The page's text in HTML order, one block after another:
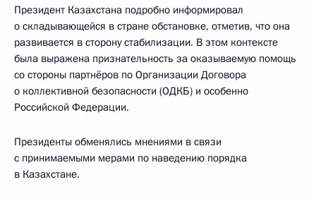
Президент Казахстана подробно информировал
о складывающейся в стране обстановке, отметив, что она
развивается в сторону стабилизации. В этом контексте
была выражена признательность за оказываемую помощь
со стороны партнёров по Организации Договора
о коллективной безопасности (ОДКБ) и особенно
Российской Федерации.
Президенты обменялись мнениями в связи
с принимаемыми мерами по наведению порядка
в Казахстане.